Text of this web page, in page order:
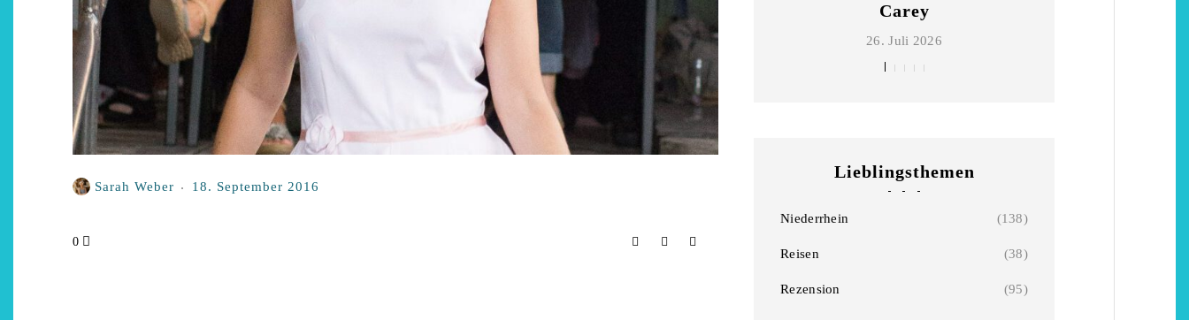
Garnier
5. April 2026
Eisvogelträume
11. März 2026
Carey
26. Juli 2026
Lieblingsthemen
Niederrhein (138)
Reisen (38)
Rezension (95)
Sarah Weber 18. September 2016
0